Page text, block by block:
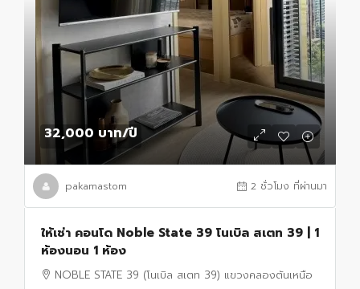
32,000 บาท/ปี
pakamastom 2 ชั่วโมง ที่ผ่านมา
ให้เช่า คอนโด Noble State 39 โนเบิล สเตท 39 | 1
ห้องนอน 1 ห้อง
NOBLE STATE 39 (โนเบิล สเตท 39) แขวงคลองตันเหนือ